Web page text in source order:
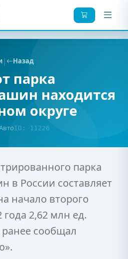
| Назад
парка
находится
округе
ID: 11226
парка
в России составляет
начало второго
года 2,62 млн ед.
сообщал